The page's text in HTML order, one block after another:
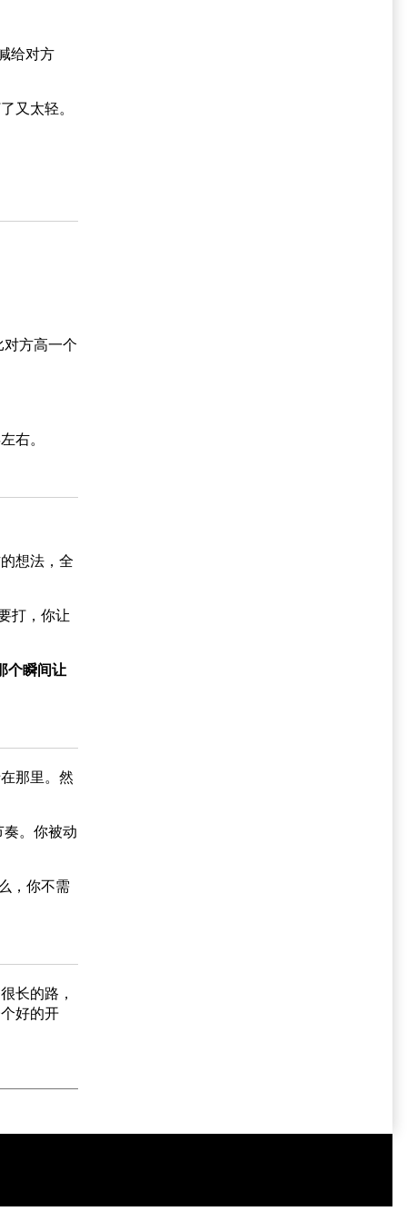
给对方
又太轻。
方高一个
右。
想法，全
打，你让
个瞬间让
那里。然
。你被动
，你不需
长的路，
好的开